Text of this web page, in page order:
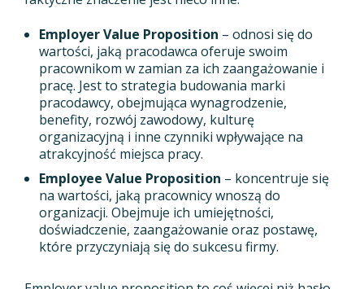
Employer Value Proposition – odnosi się do
wartości, jaką pracodawca oferuje swoim
pracownikom w zamian za ich zaangażowanie i
pracę. Jest to strategia budowania marki
pracodawcy, obejmująca wynagrodzenie,
benefity, rozwój zawodowy, kulturę
organizacyjną i inne czynniki wpływające na
atrakcyjność miejsca pracy.
Employee Value Proposition – koncentruje się
na wartości, jaką pracownicy wnoszą do
organizacji. Obejmuje ich umiejętności,
doświadczenie, zaangażowanie oraz postawę,
które przyczyniają się do sukcesu firmy.